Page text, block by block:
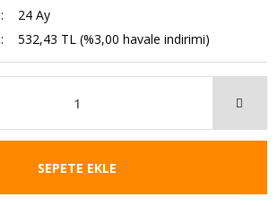
24 Ay
532,43 TL (%3,00 havale indirimi)
SEPETE EKLE